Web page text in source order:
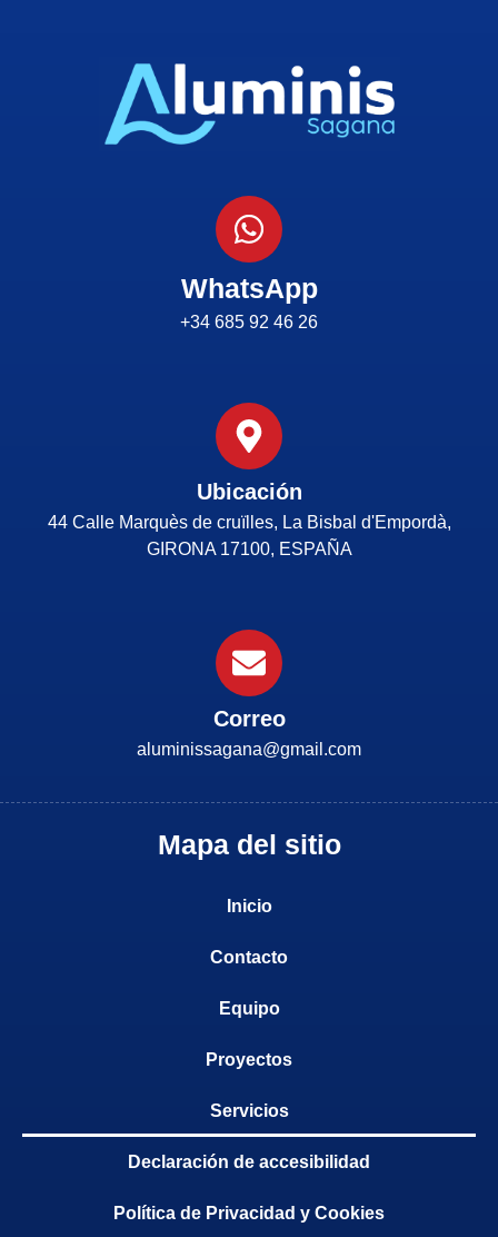
WhatsApp
+34 685 92 46 26
Ubicación
44 Calle Marquès de cruïlles, La Bisbal d'Empordà,
GIRONA 17100, ESPAÑA
Correo
aluminissagana@gmail.com
Mapa del sitio
Inicio
Contacto
Equipo
Proyectos
Servicios
Declaración de accesibilidad
Política de Privacidad y Cookies